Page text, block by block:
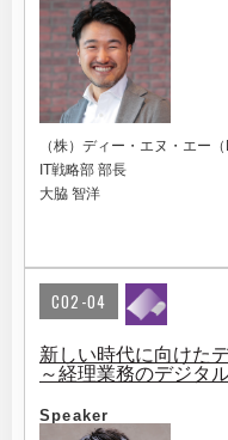
（株）ディー・エヌ・エー（
IT戦略部 部長
大脇 智洋
C02-04
新しい時代に向けた
～経理業務のデジタ
Speaker